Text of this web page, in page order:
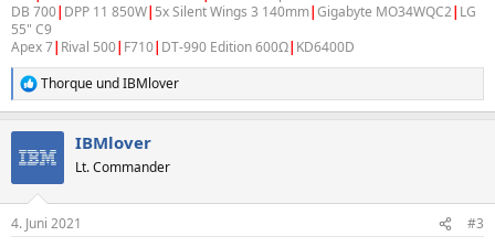
DB 700| DPP 11 850W| 5x Silent Wings 3 140mm|Gigabyte MO34WQC2| LG
55" C9
Apex 7| Rival 500| F710| DT-990 Edition 600Ω| KD6400D
R
e
t
e
Thorque undIBMlover
IBMlover
Lt. Commander
4. Juni 2021 #3